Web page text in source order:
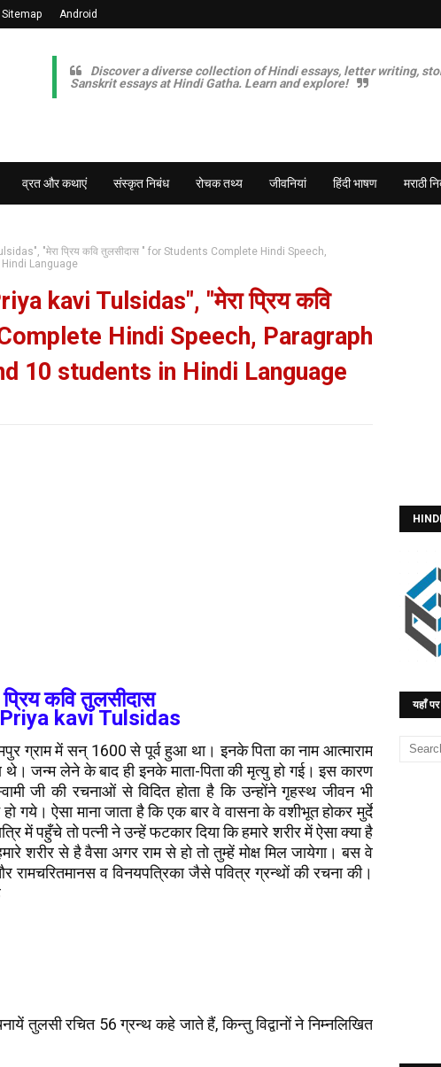
Sitemap Android
Discover a diverse collection of Hindi essays, letter writing,
Sanskrit essays at Hindi Gatha. Learn and explore!
व्रत और कथाएं संस्कृत निबंध रोचक तथ्य जीवनियां हिंदी भाषण मराठी
"मेरा प्रिय कवि तुलसीदास " for Students Complete Hindi Speech,
Language
kavi Tulsidas", "मेरा प्रिय कवि
Hindi Speech, Paragraph
10 students in Hindi Language
कवि तुलसीदास
kavi Tulsidas
ग्राम में सन् 1600 से पूर्व हुआ था। इनके पिता का नाम आत्माराम
थे। जन्म लेने के बाद ही इनके माता-पिता की मृत्यु हो गई। इस कारण
जी की रचनाओं से विदित होता है कि उन्होंने गृहस्थ जीवन भी
गये। ऐसा माना जाता है कि एक बार वे वासना के वशीभूत होकर मुर्दे
में पहुँचे तो पत्नी ने उन्हें फटकार दिया कि हमारे शरीर में ऐसा क्या है
से है वैसा अगर राम से हो तो तुम्हें मोक्ष मिल जायेगा। बस वे
व विनयपत्रिका जैसे पवित्र ग्रन्थों की रचना की।
तुलसी रचित 56 ग्रन्थ कहे जाते हैं, किन्तु विद्वानों ने निम्नलिखित
यहाँ